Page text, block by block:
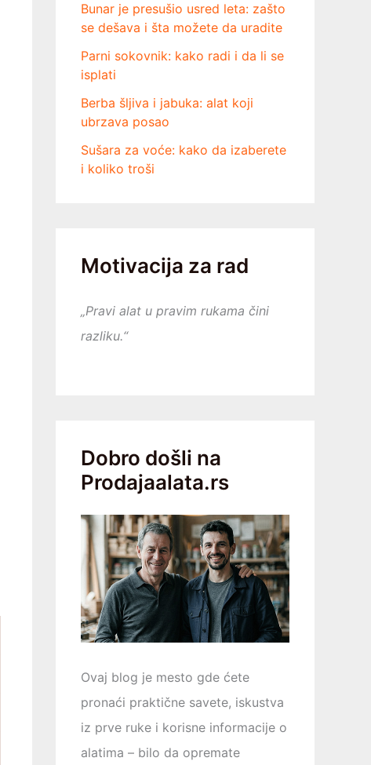
Bunar je presušio usred leta: zašto
se dešava i šta možete da uradite
Parni sokovnik: kako radi i da li se
isplati
Berba šljiva i jabuka: alat koji
ubrzava posao
Sušara za voće: kako da izaberete
i koliko troši
Motivacija za rad
„Pravi alat u pravim rukama čini
razliku.“
Dobro došli na
Prodajaalata.rs
Ovaj blog je mesto gde ćete
pronaći praktične savete, iskustva
iz prve ruke i korisne informacije o
alatima – bilo da opremаtе